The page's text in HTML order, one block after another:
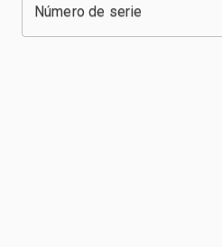
Número de serie